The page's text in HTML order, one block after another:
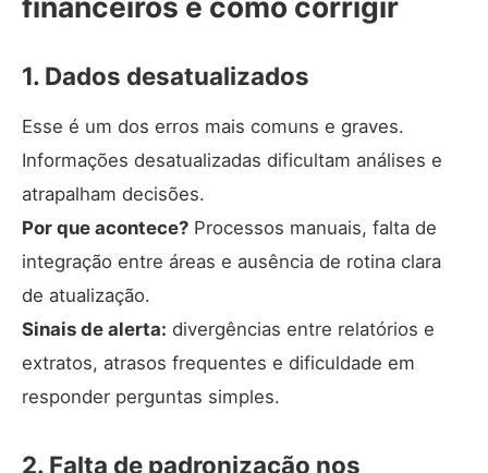
1. Dados desatualizados
Esse é um dos erros mais comuns e graves.
Informações desatualizadas dificultam análises e
atrapalham decisões.
Por que acontece? Processos manuais, falta de
integração entre áreas e ausência de rotina clara
de atualização.
Sinais de alerta: divergências entre relatórios e
extratos, atrasos frequentes e dificuldade em
responder perguntas simples.
2. Falta de padronização nos